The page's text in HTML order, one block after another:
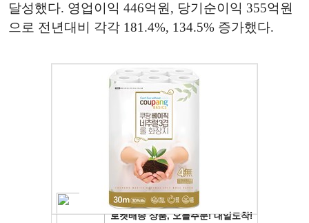
달성했다. 영업이익 446억원, 당기순이익 355억원
으로 전년대비 각각 181.4%, 134.5% 증가했다.